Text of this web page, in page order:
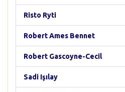
Risto Ryti
Robert Ames Bennet
Robert Gascoyne-Cecil
Sadi Işılay